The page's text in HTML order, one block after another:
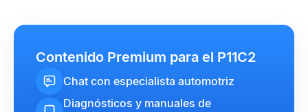
Contenido Premium para el P11C2
Chat con especialista automotriz
Diagnósticos y manuales de